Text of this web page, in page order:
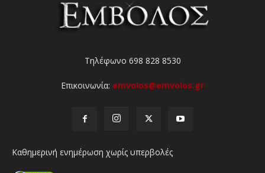
Τηλέφωνο 698 828 8530
Επικοινωνία: emvolos@emvolos.gr
Καθημερινή ενημέρωση χωρίς υπερβολές